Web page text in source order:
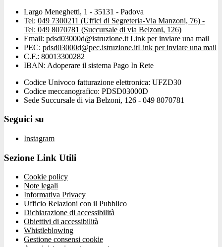
Largo Meneghetti, 1 - 35131 - Padova
Tel: 049 7300211 (Uffici di Segreteria-Via Manzoni, 76) -
Tel: 049 8070781 (Succursale di via Belzoni, 126)
Email: pdsd03000d@istruzione.it Link per inviare una mail
PEC: pdsd03000d@pec.istruzione.itLink per inviare una mail
C.F.: 80013300282
IBAN: Adoperare il sistema Pago In Rete
Codice Univoco fatturazione elettronica: UFZD30
Codice meccanografico: PDSD03000D
Sede Succursale di via Belzoni, 126 - 049 8070781
Seguici su
Instagram
Sezione Link Utili
Cookie policy
Note legali
Informativa Privacy
Ufficio Relazioni con il Pubblico
Dichiarazione di accessibilità
Obiettivi di accessibilità
Whistleblowing
Gestione consensi cookie